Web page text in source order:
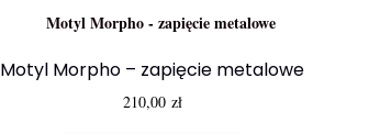
Motyl Morpho – zapięcie metalowe
210,00 zł